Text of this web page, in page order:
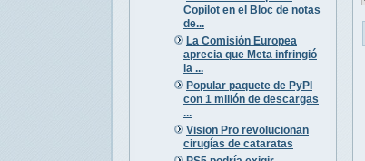
Copilot en el Bloc de notas
de...
La Comisión Europea
aprecia que Meta infringió
la ...
Popular paquete de PyPI
con 1 millón de descargas
...
Vision Pro revolucionan
cirugías de cataratas